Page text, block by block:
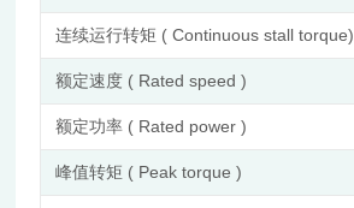
连续运行转矩 ( Continuous stall torque)
额定速度 ( Rated speed )
额定功率 ( Rated power )
峰值转矩 ( Peak torque )